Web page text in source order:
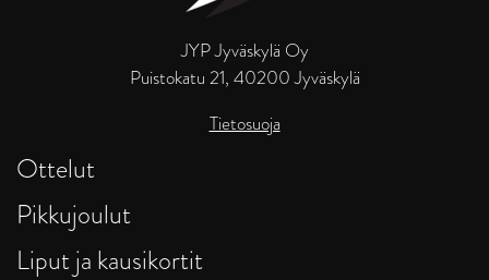
JYP Jyväskylä Oy
Puistokatu 21, 40200 Jyväskylä
Tietosuoja
Ottelut
Pikkujoulut
Liput ja kausikortit